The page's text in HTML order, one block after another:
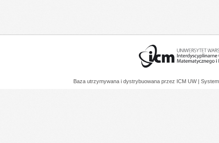
Baza utrzymywana i dystrybuowana przez ICM UW |